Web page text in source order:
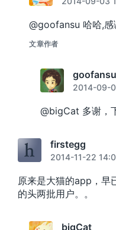
@goofansu 哈哈,
文章作者
goofansu
2014-09-
@bigCat 多谢，
firstegg
2014-11-22
原来是大猫的app，早
的头两批用户。。
bigCat